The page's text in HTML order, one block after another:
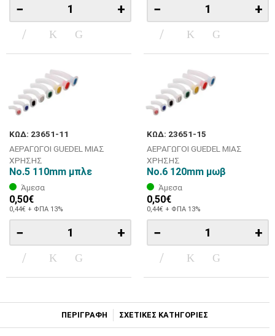
− + − +
ΚΩΔ: 23651-11
ΑΕΡΑΓΩΓΟΙ GUEDEL ΜΙΑΣ
ΧΡΗΣΗΣ
No.5 110mm μπλε
Άμεσα
0,50€
0,44€ + ΦΠΑ 13%
− +
ΚΩΔ: 23651-15
ΑΕΡΑΓΩΓΟΙ GUEDEL ΜΙΑΣ
ΧΡΗΣΗΣ
No.6 120mm μωβ
Άμεσα
0,50€
0,44€ + ΦΠΑ 13%
− +
ΠΕΡΙΓΡΑΦΗ ΣΧΕΤΙΚΕΣ ΚΑΤΗΓΟΡΙΕΣ